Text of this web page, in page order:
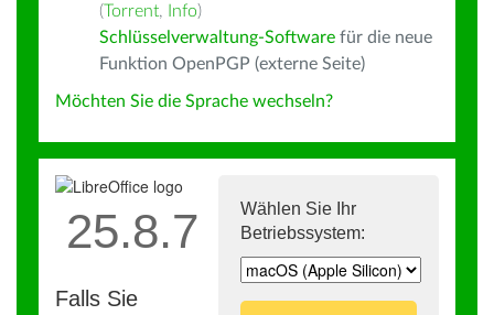
(Torrent, Info)
Schlüsselverwaltung-Software für die neue
Funktion OpenPGP (externe Seite)
Möchten Sie die Sprache wechseln?
Wählen Sie Ihr
Betriebssystem:
25.8.7
Falls Sie